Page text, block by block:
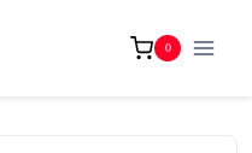
0